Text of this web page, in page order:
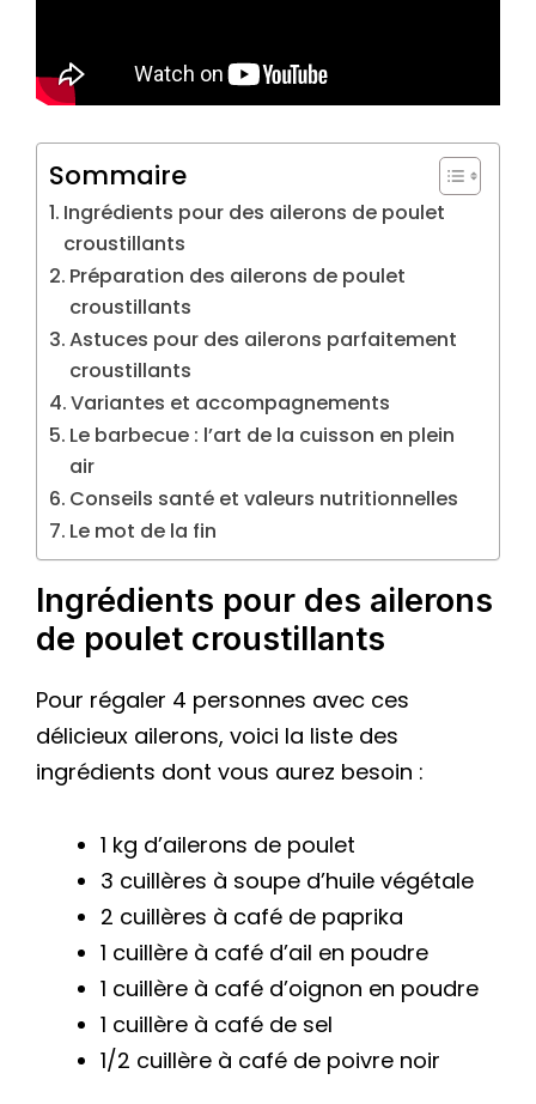
Sommaire
Ingrédients pour des ailerons de poulet
croustillants
Préparation des ailerons de poulet
croustillants
Astuces pour des ailerons parfaitement
croustillants
Variantes et accompagnements
Le barbecue : l’art de la cuisson en plein
air
Conseils santé et valeurs nutritionnelles
Le mot de la fin
Ingrédients pour des ailerons
de poulet croustillants
Pour régaler 4 personnes avec ces
délicieux ailerons, voici la liste des
ingrédients dont vous aurez besoin :
1 kg d’ailerons de poulet
3 cuillères à soupe d’huile végétale
2 cuillères à café de paprika
1 cuillère à café d’ail en poudre
1 cuillère à café d’oignon en poudre
1 cuillère à café de sel
1/2 cuillère à café de poivre noir